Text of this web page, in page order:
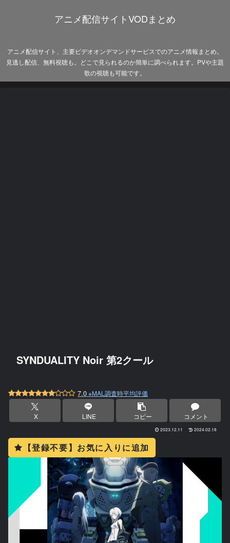
アニメ配信サイトVODまとめ
アニメ配信サイト、主要ビデオオンデマンドサービスでのアニメ情報まとめ。
見逃し配信、無料視聴も。どこで見られるのか簡単に調べられます。PVや主題
歌の視聴も可能です。
SYNDUALITY Noir 第2クール
7.0※MAL調査時平均評価
X LINE コピー コメント
2023.12.11 2024.02.18
【登録不要】お気に入りに追加